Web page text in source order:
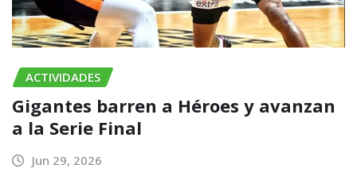
ACTIVIDADES
Gigantes barren a Héroes y avanzan
a la Serie Final
Jun 29, 2026